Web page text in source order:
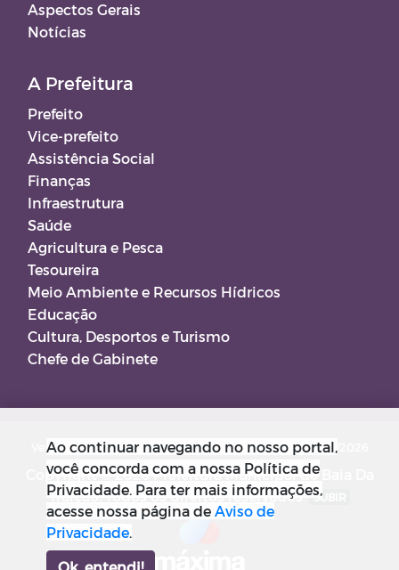
Aspectos Gerais
Notícias
A Prefeitura
Prefeito
Vice-prefeito
Assistência Social
Finanças
Infraestrutura
Saúde
Agricultura e Pesca
Tesoureira
Meio Ambiente e Recursos Hídricos
Educação
Cultura, Desportos e Turismo
Chefe de Gabinete
Versão do Sistema: 5.0.267 Data da Versão: 18/03/2026
Copyright © 2026 Prefeitura Municipal de Baia Da
Traição. Todos os direitos reservados. SUBIR
Ao continuar navegando no nosso portal,
você concorda com a nossa Política de
Privacidade. Para ter mais informações,
acesse nossa página deAviso de
Privacidade.